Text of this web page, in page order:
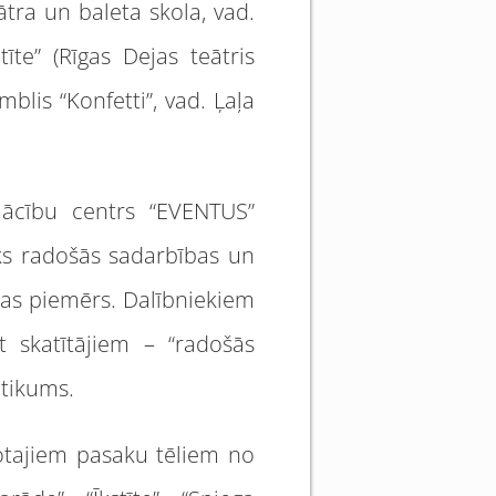
un baleta skola, vad.
(Rīgas Dejas teātris
“Konfetti”, vad. Ļaļa
centrs “EVENTUS”
radošās sadarbības un
piemērs. Dalībniekiem
skatītājiem – “radošās
pasaku tēliem no